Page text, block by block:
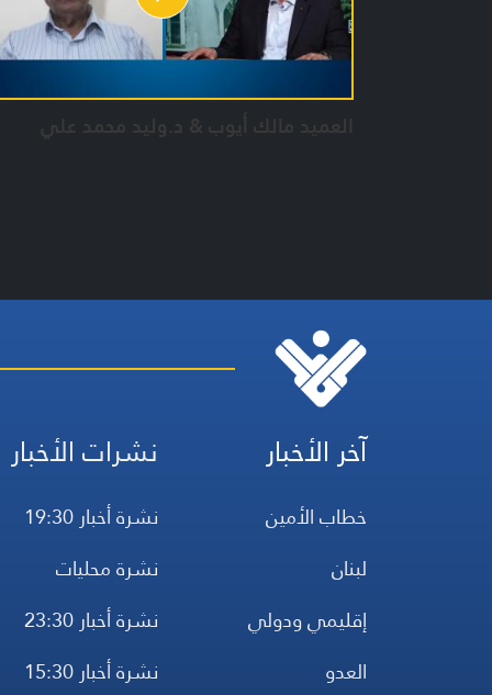
العميد مالك أيوب & د.وليد محمد علي
آخر الأخبار
خطاب الأمين
لبنان
إقليمي ودولي
العدو
نشرات الأخبار
نشرة أخبار 19:30
نشرة محليات
نشرة أخبار 23:30
نشرة أخبار 15:30